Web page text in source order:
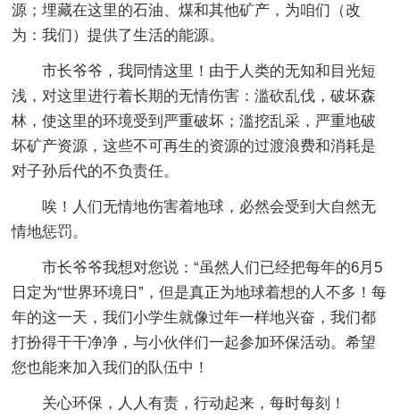
源；埋藏在这里的石油、煤和其他矿产，为咱们（改
为：我们）提供了生活的能源。
市长爷爷，我同情这里！由于人类的无知和目光短
浅，对这里进行着长期的无情伤害：滥砍乱伐，破坏森
林，使这里的环境受到严重破坏；滥挖乱采，严重地破
坏矿产资源，这些不可再生的资源的过渡浪费和消耗是
对子孙后代的不负责任。
唉！人们无情地伤害着地球，必然会受到大自然无
情地惩罚。
市长爷爷我想对您说：“虽然人们已经把每年的6月5
日定为“世界环境日”，但是真正为地球着想的人不多！每
年的这一天，我们小学生就像过年一样地兴奋，我们都
打扮得干干净净，与小伙伴们一起参加环保活动。希望
您也能来加入我们的队伍中！
关心环保，人人有责，行动起来，每时每刻！